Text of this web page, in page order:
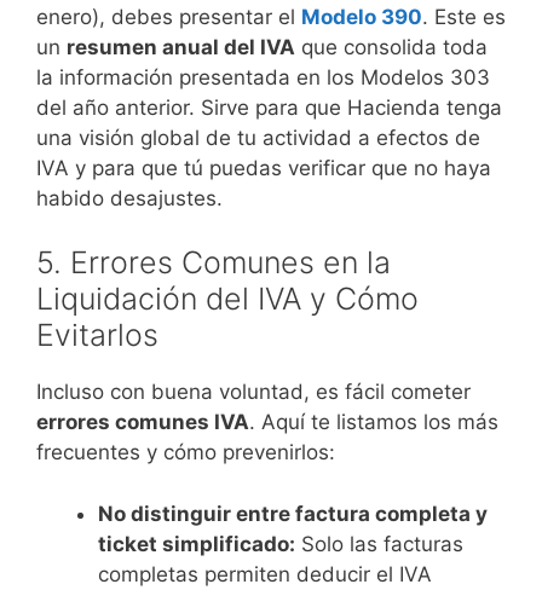
enero), debes presentar el Modelo 390. Este es
un resumen anual del IVA que consolida toda
la información presentada en los Modelos 303
del año anterior. Sirve para que Hacienda tenga
una visión global de tu actividad a efectos de
IVA y para que tú puedas verificar que no haya
habido desajustes.
5. Errores Comunes en la
Liquidación del IVA y Cómo
Evitarlos
Incluso con buena voluntad, es fácil cometer
errores comunes IVA. Aquí te listamos los más
frecuentes y cómo prevenirlos:
No distinguir entre factura completa y
ticket simplificado: Solo las facturas
completas permiten deducir el IVA